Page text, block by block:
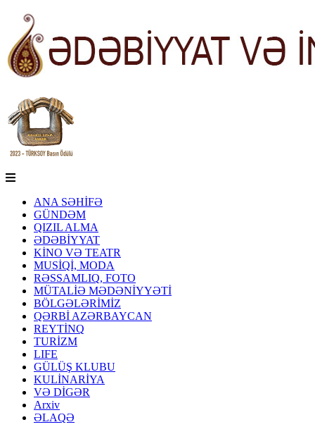
ANA SƏHİFƏ
GÜNDƏM
QIZIL ALMA
ƏDƏBİYYAT
KİNO VƏ TEATR
MUSİQİ, MODA
RƏSSAMLIQ, FOTO
MÜTALİƏ MƏDƏNİYYƏTİ
BÖLGƏLƏRİMİZ
QƏRBİ AZƏRBAYCAN
REYTİNQ
TURİZM
LIFE
GÜLÜŞ KLUBU
KULİNARİYA
VƏ DİGƏR
Arxiv
ƏLAQƏ